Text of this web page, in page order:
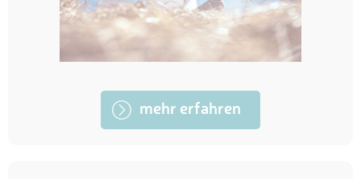
mehr erfahren